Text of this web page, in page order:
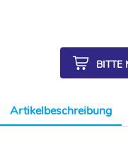
BITTE
Artikelbeschreibung